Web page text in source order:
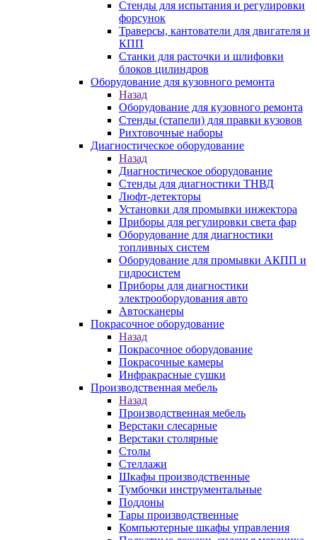
Стенды для испытания и регулировки
форсунок
Траверсы, кантователи для двигателя и
КПП
Станки для расточки и шлифовки
блоков цилиндров
Оборудование для кузовного ремонта
Назад
Оборудование для кузовного ремонта
Стенды (стапели) для правки кузовов
Рихтовочные наборы
Диагностическое оборудование
Назад
Диагностическое оборудование
Стенды для диагностики ТНВД
Люфт-детекторы
Установки для промывки инжектора
Приборы для регулировки света фар
Оборудование для диагностики
топливных систем
Оборудование для промывки АКПП и
гидросистем
Приборы для диагностики
электрооборудования авто
Автосканеры
Покрасочное оборудование
Назад
Покрасочное оборудование
Покрасочные камеры
Инфракрасные сушки
Производственная мебель
Назад
Производственная мебель
Верстаки слесарные
Верстаки столярные
Столы
Стеллажи
Шкафы производственные
Тумбочки инструментальные
Поддоны
Тары производственные
Компьютерные шкафы управления